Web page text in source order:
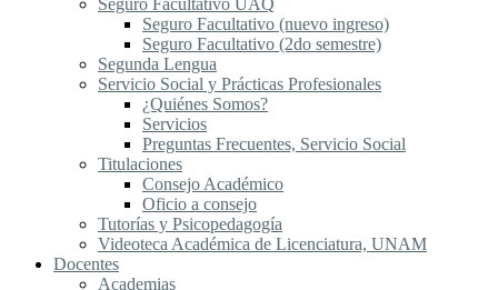
Seguro Facultativo UAQ
Seguro Facultativo (nuevo ingreso)
Seguro Facultativo (2do semestre)
Segunda Lengua
S​ervicio Social y Prácticas Profesionales
¿Quiénes Somos?
Servicios
Preguntas Frecuentes, Servicio Social
Titulaciones
Consejo Académico
Oficio a consejo
Tutorías y Psicopedagogía
Videoteca Académica de Licenciatura, UNAM
Docentes
Academias